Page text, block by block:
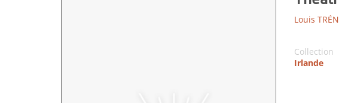
Louis
Collection
Irlande